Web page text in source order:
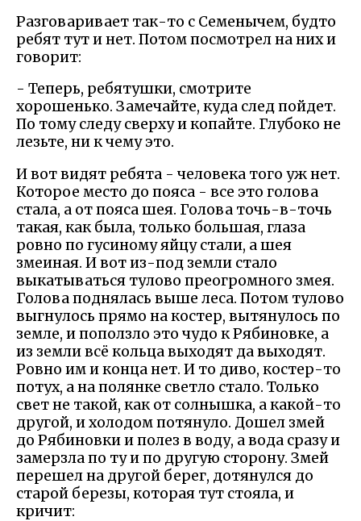
Разговаривает так-то с Семенычем, будто
ребят тут и нет. Потом посмотрел на них и
говорит:
- Теперь, ребятушки, смотрите
хорошенько. Замечайте, куда след пойдет.
По тому следу сверху и копайте. Глубоко не
лезьте, ни к чему это.
И вот видят ребята - человека того уж нет.
Которое место до пояса - все это голова
стала, а от пояса шея. Голова точь-в-точь
такая, как была, только большая, глаза
ровно по гусиному яйцу стали, а шея
змеиная. И вот из-под земли стало
выкатываться тулово преогромного змея.
Голова поднялась выше леса. Потом тулово
выгнулось прямо на костер, вытянулось по
земле, и поползло это чудо к Рябиновке, а
из земли всё кольца выходят да выходят.
Ровно им и конца нет. И то диво, костер-то
потух, а на полянке светло стало. Только
свет не такой, как от солнышка, а какой-то
другой, и холодом потянуло. Дошел змей
до Рябиновки и полез в воду, а вода сразу и
замерзла по ту и по другую сторону. Змей
перешел на другой берег, дотянулся до
старой березы, которая тут стояла, и
кричит: